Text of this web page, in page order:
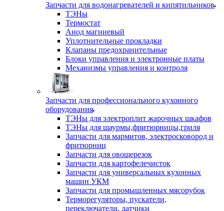
Запчасти для водонагревателей и кипятильников
ТЭНы
Термостат
Анод магниевый
Уплотнительные прокладки
Клапаны предохранительные
Блоки управления и электронные платы
Механизмы управления и контроля
Запчасти для профессионального кухонного
оборудования
ТЭНы для электроплит жарочных шкафов
ТЭНы для шаурмы,фритюрницы,гриля
Запчасти для мармитов, электросковород и
фритюрниц
Запчасти для овощерезок
Запчасти для картофелечисток
Запчасти для универсальных кухонных
машин УКМ
Запчасти для промышленных мясорубок
Терморегуляторы, пускатели,
переключатели, датчики